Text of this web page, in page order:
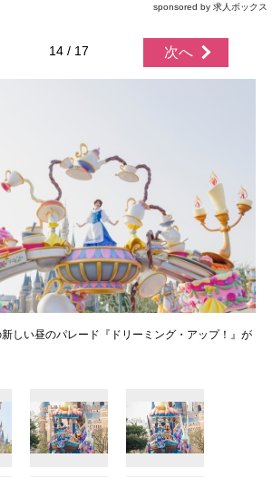
sponsored by 求人ボックス
14 / 17 次へ
しい昼のパレード『ドリーミング・アップ！』が